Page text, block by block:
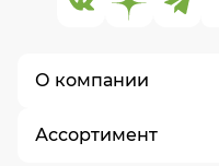
О компании
О нас
Ассортимент